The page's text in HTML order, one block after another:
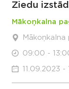
Ziedu
Mākoņkalna
09:00 -
11.09.2023 -